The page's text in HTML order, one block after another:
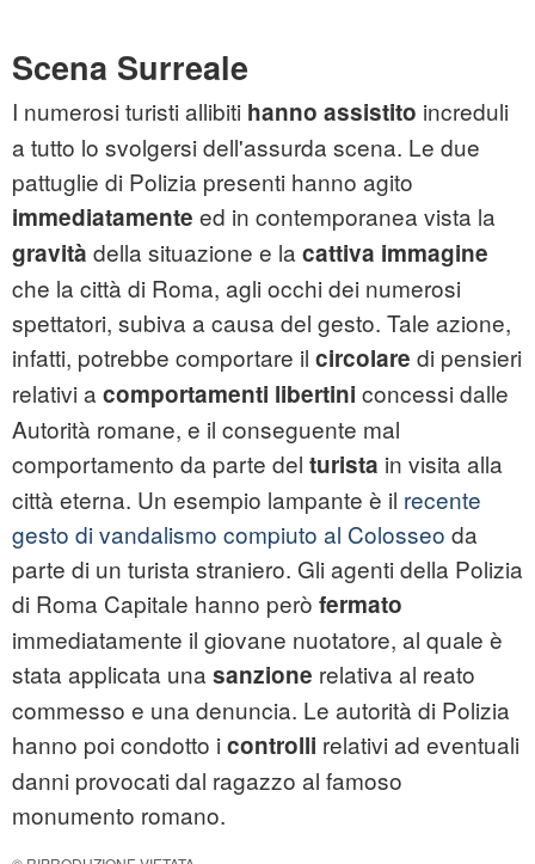
Scena Surreale
I numerosi turisti allibiti hanno assistito increduli
a tutto lo svolgersi dell'assurda scena. Le due
pattuglie di Polizia presenti hanno agito
immediatamente ed in contemporanea vista la
gravità della situazione e la cattiva immagine
che la città di Roma, agli occhi dei numerosi
spettatori, subiva a causa del gesto. Tale azione,
infatti, potrebbe comportare il circolare di pensieri
relativi a comportamenti libertini concessi dalle
Autorità romane, e il conseguente mal
comportamento da parte del turista in visita alla
città eterna. Un esempio lampante è il recente
gesto di vandalismo compiuto al Colosseo da
parte di un turista straniero. Gli agenti della Polizia
di Roma Capitale hanno però fermato
immediatamente il giovane nuotatore, al quale è
stata applicata una sanzione relativa al reato
commesso e una denuncia. Le autorità di Polizia
hanno poi condotto i controlli relativi ad eventuali
danni provocati dal ragazzo al famoso
monumento romano.